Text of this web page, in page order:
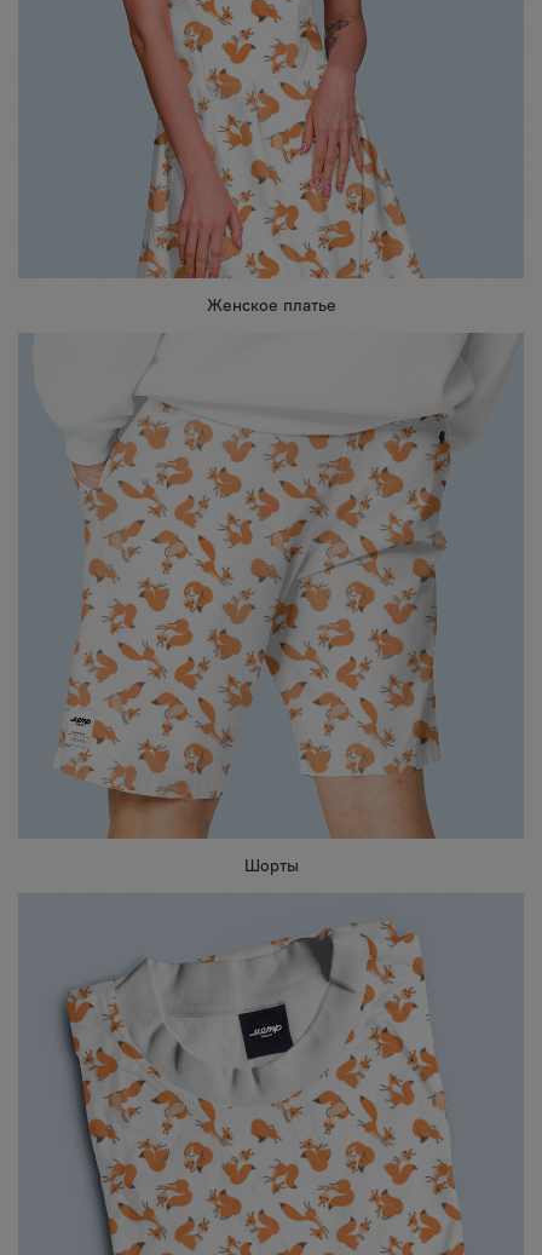
Женское платье
Шорты